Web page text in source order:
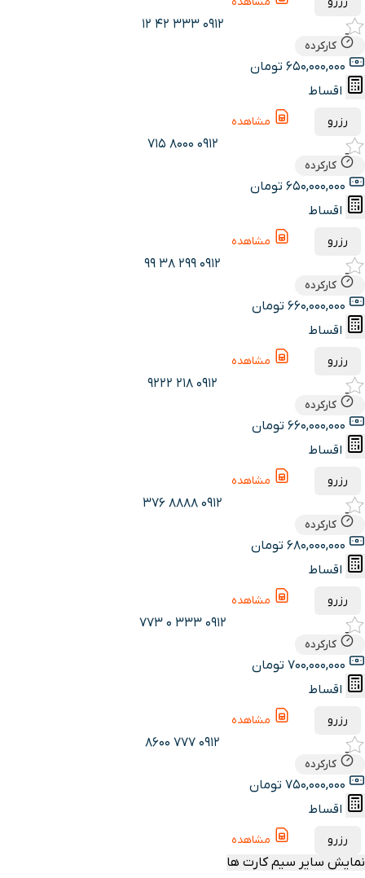
0912 333 42 12
کارکرده
اقساط
رزرو مشاهده
0912 8000 715
کارکرده
اقساط
رزرو مشاهده
0912 299 38 99
کارکرده
اقساط
رزرو مشاهده
0912 218 9222
کارکرده
اقساط
رزرو مشاهده
0912 8888 376
کارکرده
اقساط
رزرو مشاهده
0912 333 0 773
کارکرده
اقساط
رزرو مشاهده
0912 777 8600
کارکرده
اقساط
رزرو مشاهده
نمایش سایر سیم کارت ها